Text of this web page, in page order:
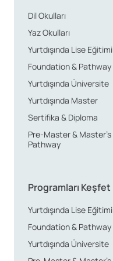
Dil Okulları
Yaz Okulları
Yurtdışında Lise Eğitimi
Foundation & Pathway
Yurtdışında Üniversite
Yurtdışında Master
Sertifika & Diploma
Pre-Master & Master’s
Pathway
Programları Keşfet
Yurtdışında Lise Eğitimi
Foundation & Pathway
Yurtdışında Üniversite